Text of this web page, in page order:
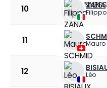
10 ZANA
Filippo
11 Mauro
12 Léo